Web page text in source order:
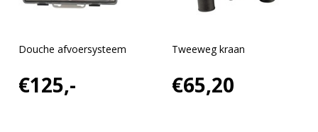
Douche afvoersysteem
€125,-
Tweeweg kraan
€65,20